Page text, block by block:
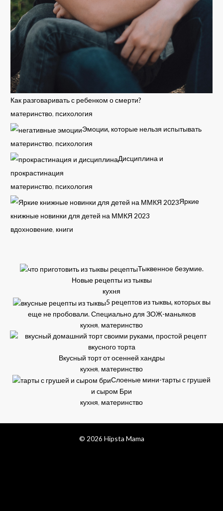
Как разговаривать с ребенком о смерти?
материнство, психология
Эмоции, которые нельзя испытывать
материнство, психология
Дисциплина и
прокрастинация
материнство, психология
Яркие
книжные новинки для детей на ММКЯ 2023
вдохновение, книги
Тыквенное безумие.
Новые рецепты из тыквы
кухня
5 рецептов из тыквы, которых вы
еще не пробовали. Специально для ЗОЖ-маньяков
кухня, материнство
Вкусный торт от осенней хандры
кухня, материнство
Слоеные мини-тарты с грушей
и сыром Бри
кухня, материнство
© 2026 Hipsta Mama